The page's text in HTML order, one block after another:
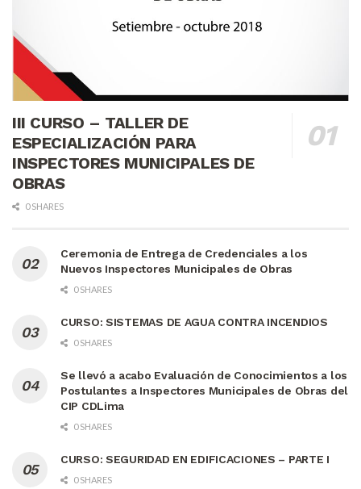
III CURSO – TALLER DE
ESPECIALIZACIÓN PARA
INSPECTORES MUNICIPALES DE
OBRAS
0 SHARES
Ceremonia de Entrega de Credenciales a los
Nuevos Inspectores Municipales de Obras
0 SHARES
CURSO: SISTEMAS DE AGUA CONTRA INCENDIOS
0 SHARES
Se llevó a acabo Evaluación de Conocimientos a los
Postulantes a Inspectores Municipales de Obras del
CIP CDLima
0 SHARES
CURSO: SEGURIDAD EN EDIFICACIONES – PARTE I
0 SHARES